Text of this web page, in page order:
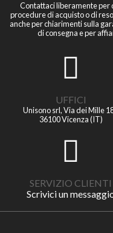
Contattaci liberamente per
procedure di acquisto o di
anche per chiarimenti sulla
di consegna e per
UFFICI
Unisono srl, Via dei Mille
36100 Vicenza (IT)
SERVIZIO CLIENTI
Scrivici un